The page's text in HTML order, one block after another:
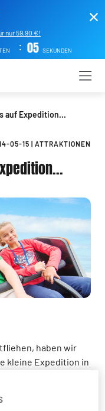
nur 59,90 €!
: 05 SEKUNDEN
auf Expedition...
05-15 ATTRAKTIONEN
haben wir
kleine Expedition in
darauf, uns